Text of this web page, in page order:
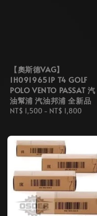
【奧斯德VAG】
1H0919651P T4 GOLF
POLO VENTO PASSAT 汽
油幫浦 汽油邦浦 全新品
Regular
NT$ 1,500 - NT$ 1,800